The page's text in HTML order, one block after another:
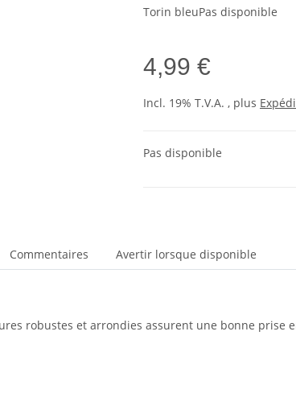
Torin bleuPas disponible
4,99 €
Incl. 19% T.V.A. , plus
Pas disponible
Commentaires Avertir lorsque disponible
robustes et arrondies assurent une bonne prise